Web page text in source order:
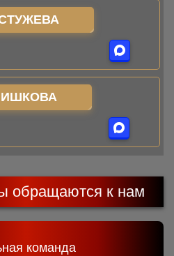
обращаются к нам
команда